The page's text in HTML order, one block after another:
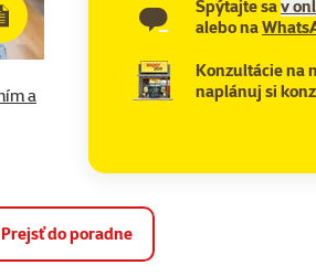
Spýtajte sav
alebo na
Konzultácie na
naplánuj si
a
Prejsť do poradne